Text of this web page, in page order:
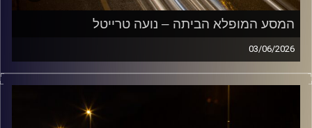
המסע המופלא הביתה – נועה טרייטל
03/06/2026
מוזיקה שתלווה אותנו אחרי יום עבודה ארוך ותחזיר אותנו
הביתה בשלום עם נועה טרייטל
קרדיט תמונות: